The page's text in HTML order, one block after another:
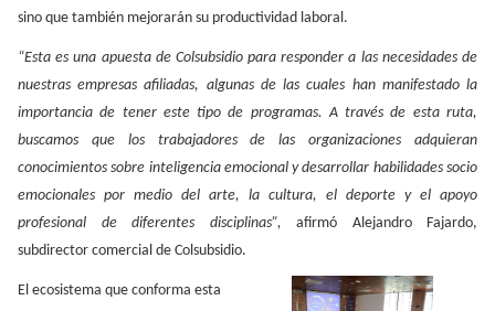
sino que también mejorarán su productividad laboral.
“Esta es una apuesta de Colsubsidio para responder a las necesidades de
nuestras empresas afiliadas, algunas de las cuales han manifestado la
importancia de tener este tipo de programas. A través de esta ruta,
buscamos que los trabajadores de las organizaciones adquieran
conocimientos sobre inteligencia emocional y desarrollar habilidades socio
emocionales por medio del arte, la cultura, el deporte y el apoyo
profesional de diferentes disciplinas”, afirmó Alejandro Fajardo,
subdirector comercial de Colsubsidio.
El ecosistema que conforma esta